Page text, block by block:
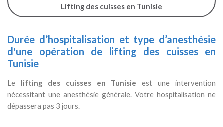
Lifting des cuisses en Tunisie
Durée d’hospitalisation et type d’anesthésie
d'une opération de lifting des cuisses en
Tunisie
Le lifting des cuisses en Tunisie est une intervention
nécessitant une anesthésie générale. Votre hospitalisation ne
dépassera pas 3 jours.